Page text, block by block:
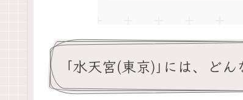
｢水天宮(東京)｣には、ど